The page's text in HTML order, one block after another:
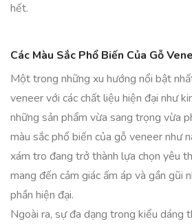
hết.
Các Màu Sắc Phổ Biến Của Gỗ
Một trong những xu hướng nổi bật
veneer với các chất liệu hiện đại như
những sản phẩm vừa sang trọng vừa
màu sắc phổ biến của gỗ veneer như
xám tro đang trở thành lựa chọn yêu
mang đến cảm giác ấm áp và gần gũi
phần hiện đại.
Ngoài ra, sự đa dạng trong kiểu dáng